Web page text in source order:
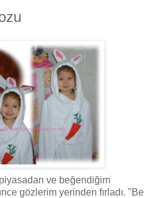
piyasadan ve beğendiğim
gözlerim yerinden fırladı. "Be